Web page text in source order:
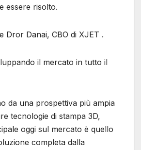
essere risolto.
Dror Danai, CBO di XJET .
il mercato in tutto il
da una prospettiva più ampia
tecnologie di stampa 3D,
oggi sul mercato è quello
completa dalla